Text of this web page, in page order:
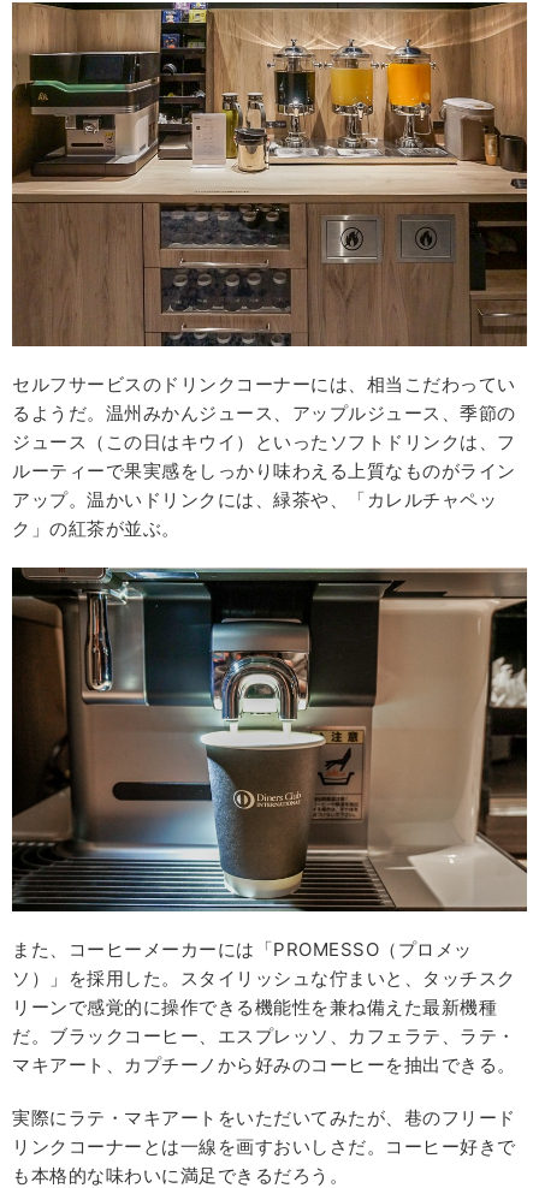
セルフサービスのドリンクコーナーには、相当こだわってい
るようだ。温州みかんジュース、アップルジュース、季節の
ジュース（この日はキウイ）といったソフトドリンクは、フ
ルーティーで果実感をしっかり味わえる上質なものがライン
アップ。温かいドリンクには、緑茶や、「カレルチャペッ
ク」の紅茶が並ぶ。
また、コーヒーメーカーには「PROMESSO（プロメッ
ソ）」を採用した。スタイリッシュな佇まいと、タッチスク
リーンで感覚的に操作できる機能性を兼ね備えた最新機種
だ。ブラックコーヒー、エスプレッソ、カフェラテ、ラテ・
マキアート、カプチーノから好みのコーヒーを抽出できる。
実際にラテ・マキアートをいただいてみたが、巷のフリード
リンクコーナーとは一線を画すおいしさだ。コーヒー好きで
も本格的な味わいに満足できるだろう。